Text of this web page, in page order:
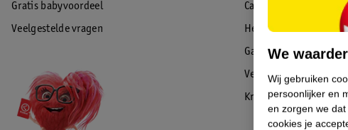
Gratis babyvoordeel
Veelgestelde vragen
Cadeaukaart saldo
Herroepen &
Garantie
Kruidvat Advies
We
Wij gebruiken
persoonlijker en
en zorgen we
cookies je